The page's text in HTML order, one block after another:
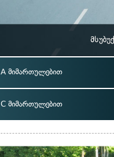
A მიმართულებით
C მიმართულებით